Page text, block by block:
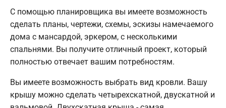
С помощью планировщика вы имеете возможность
сделать планы, чертежи, схемы, эскизы намечаемого
дома с мансардой, эркером, с несколькими
спальнями. Вы получите отличный проект, который
полностью отвечает вашим потребностям.
Вы имеете возможность выбрать вид кровли. Вашу
крышу можно сделать четырехскатной, двускатной и